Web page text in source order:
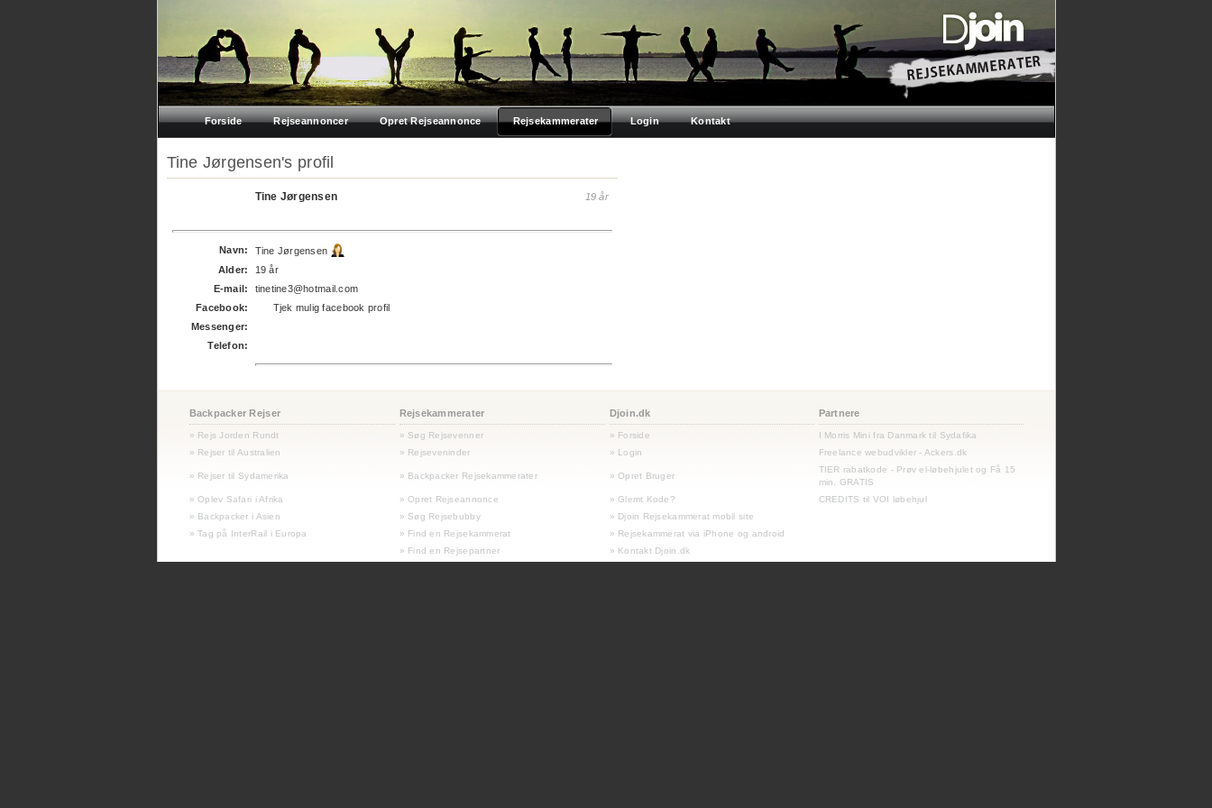
Forside Rejseannoncer Opret Rejseannonce Rejsekammerater Login Kontakt
Tine Jørgensen's profil
Tine Jørgensen 19 år
Navn:
Tine Jørgensen
Alder:
19 år
E-mail:
tinetine3@hotmail.com
Facebook:
Tjek mulig facebook profil
Messenger:
Telefon:
Backpacker Rejser Rejsekammerater Djoin.dk Partnere
» Rejs Jorden Rundt » Søg Rejsevenner » Forside
I Morris Mini fra Danmark til Sydafika
» Rejser til Australien
» Rejseveninder » Login Freelance webudvikler - Ackers.dk
» Rejser til Sydamerika » Backpacker Rejsekammerater » Opret Bruger
TIER rabatkode - Prøv el-løbehjulet og Få 15
min. GRATIS
» Oplev Safari i Afrika
» Opret Rejseannonce » Glemt Kode?
CREDITS til VOI løbehjul
» Backpacker i Asien
» Søg Rejsebubby
» Djoin Rejsekammerat mobil site
» Tag på InterRail i Europa
» Find en Rejsekammerat
» Rejsekammerat via iPhone og android
» Find en Rejsepartner
» Kontakt Djoin.dk